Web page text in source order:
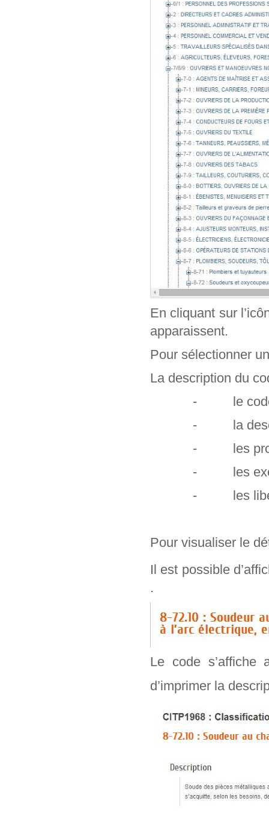
En cliquant sur
apparaissent.
Pour sélectionner
La description du
- le code
- la
- les
- les
- les
Pour visualiser le
Il est possible
.
Le code s’affiche
d’imprimer la